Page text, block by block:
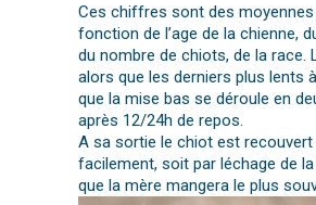
Ces chiffres sont des
fonction de l’age de la chienne,
du nombre de chiots, de la
alors que les derniers plus lents
que la mise bas se déroule en
après 12/24h de repos.
A sa sortie le chiot est recouvert
facilement, soit par léchage de
que la mère mangera le plus